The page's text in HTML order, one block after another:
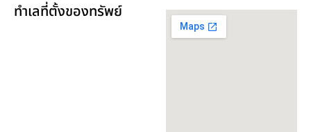
ทำเลที่ตั้งของทรัพย์